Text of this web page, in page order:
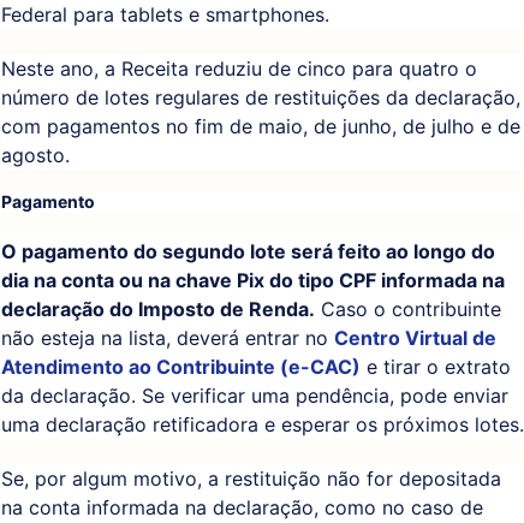
Federal para tablets e smartphones.
Neste ano, a Receita reduziu de cinco para quatro o
número de lotes regulares de restituições da declaração,
com pagamentos no fim de maio, de junho, de julho e de
agosto.
Pagamento
O pagamento do segundo lote será feito ao longo do
dia na conta ou na chave Pix do tipo CPF informada na
declaração do Imposto de Renda. Caso o contribuinte
não esteja na lista, deverá entrar no Centro Virtual de
Atendimento ao Contribuinte (e-CAC) e tirar o extrato
da declaração. Se verificar uma pendência, pode enviar
uma declaração retificadora e esperar os próximos lotes.
Se, por algum motivo, a restituição não for depositada
na conta informada na declaração, como no caso de